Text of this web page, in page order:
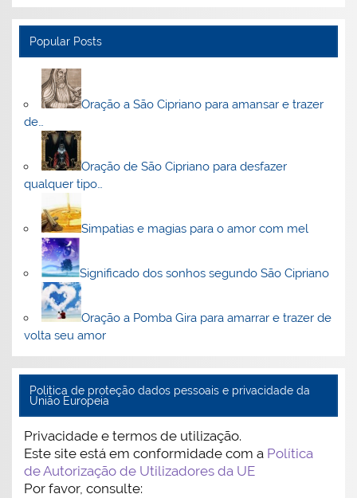
Popular Posts
Oração a São Cipriano para amansar e trazer
de…
Oração de São Cipriano para desfazer
qualquer tipo…
Simpatias e magias para o amor com mel
Significado dos sonhos segundo São Cipriano
Oração a Pomba Gira para amarrar e trazer de
volta seu amor
Politica de proteção dados pessoais e privacidade da
União Europeia
Privacidade e termos de utilização.
Este site está em conformidade com a Política
de Autorização de Utilizadores da UE
Por favor, consulte: